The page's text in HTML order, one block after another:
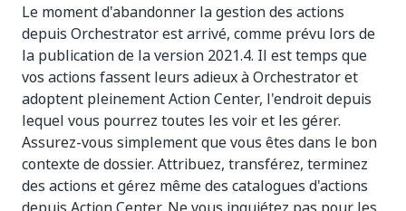
Le moment d'abandonner la gestion des actions
depuis Orchestrator est arrivé, comme prévu lors de
la publication de la version 2021.4. Il est temps que
vos actions fassent leurs adieux à Orchestrator et
adoptent pleinement Action Center, l'endroit depuis
lequel vous pourrez toutes les voir et les gérer.
Assurez-vous simplement que vous êtes dans le bon
contexte de dossier. Attribuez, transférez, terminez
des actions et gérez même des catalogues d'actions